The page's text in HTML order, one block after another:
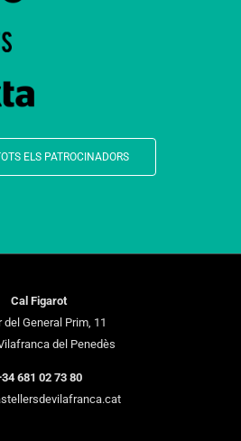
ELS PATROCINADORS
Cal Figarot
del General Prim, 11
del Penedès
681 02 73 80